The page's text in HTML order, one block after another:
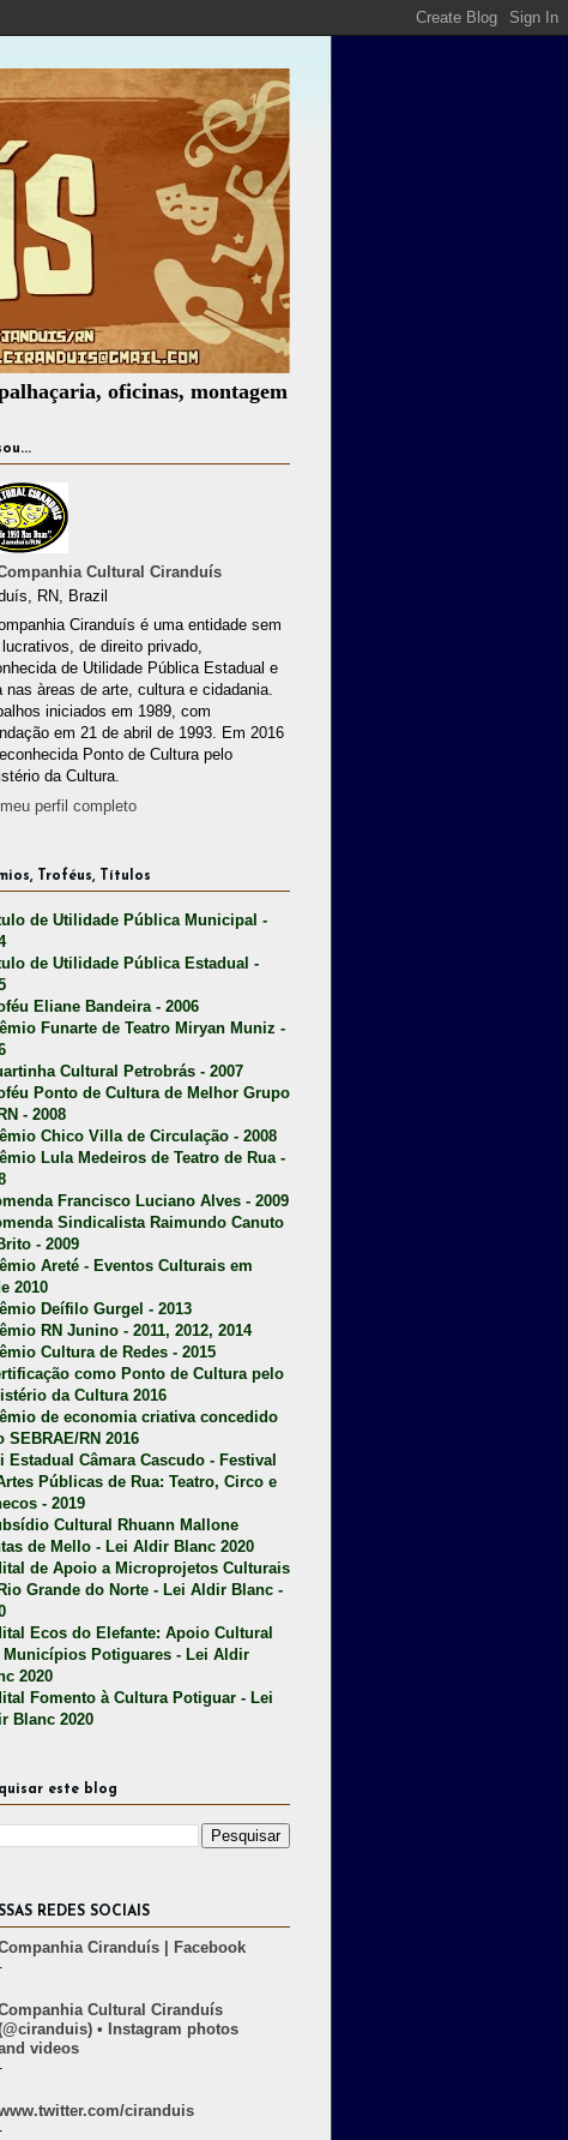
oficinas, montagem de espetáculos, assessoria cultural,
Cultural Ciranduís
RN, Brazil
Ciranduís é uma entidade sem
de direito privado,
de Utilidade Pública Estadual e
nas àreas de arte, cultura e cidadania.
iniciados em 1989, com
em 21 de abril de 1993. Em 2016
Ponto de Cultura pelo
da Cultura.
perfil completo
Troféus, Títulos
de Utilidade Pública Municipal -
de Utilidade Pública Estadual -
Eliane Bandeira - 2006
Funarte de Teatro Miryan Muniz -
Cultural Petrobrás - 2007
Ponto de Cultura de Melhor Grupo
- 2008
Chico Villa de Circulação - 2008
Lula Medeiros de Teatro de Rua -
Francisco Luciano Alves - 2009
Sindicalista Raimundo Canuto
- 2009
Areté - Eventos Culturais em
2010
Deífilo Gurgel - 2013
RN Junino - 2011, 2012, 2014
Cultura de Redes - 2015
como Ponto de Cultura pelo
da Cultura 2016
de economia criativa concedido
SEBRAE/RN 2016
Estadual Câmara Cascudo - Festival
Públicas de Rua: Teatro, Circo e
- 2019
Cultural Rhuann Mallone
de Mello - Lei Aldir Blanc 2020
de Apoio a Microprojetos Culturais
Grande do Norte - Lei Aldir Blanc -
Ecos do Elefante: Apoio Cultural
Municípios Potiguares - Lei Aldir
2020
Fomento à Cultura Potiguar - Lei
Blanc 2020
este blog
REDES SOCIAIS
Ciranduís | Facebook
Cultural Ciranduís
• Instagram photos
videos
ciranduis